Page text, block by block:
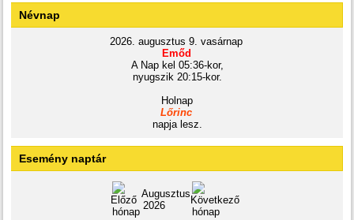
Névnap
2026. augusztus 9. vasárnap
Emőd
A Nap kel 05:36-kor,
nyugszik 20:15-kor.
Holnap
Lőrinc
napja lesz.
Esemény naptár
Augusztus
2026